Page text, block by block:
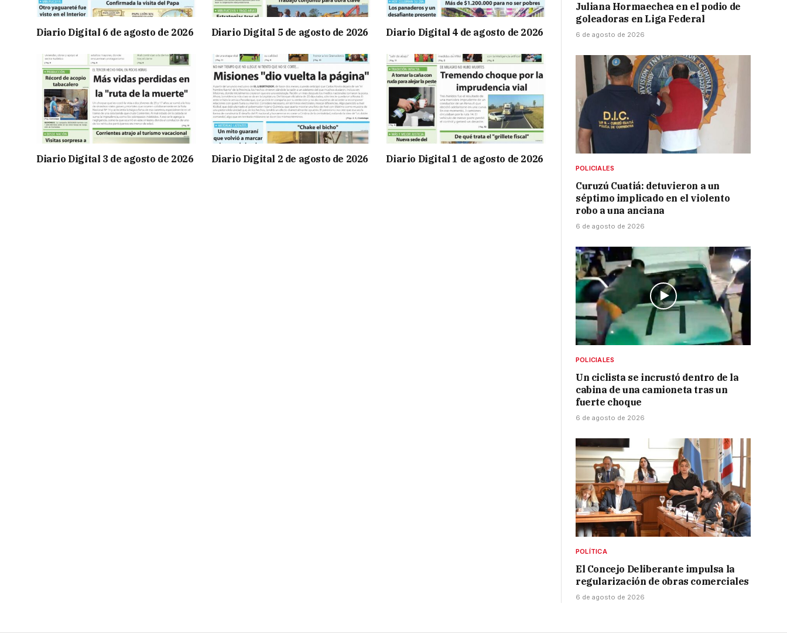
Diario Digital 6 de agosto de 2026 Diario Digital 5 de agosto de 2026 Diario Digital 4 de agosto de 2026
Diario Digital 3 de agosto de 2026 Diario Digital 2 de agosto de 2026 Diario Digital 1 de agosto de 2026
Juliana Hormaechea en el podio de
goleadoras en Liga Federal
6 de agosto de 2026
POLICIALES
Curuzú Cuatiá: detuvieron a un
séptimo implicado en el violento
robo a una anciana
6 de agosto de 2026
POLICIALES
Un ciclista se incrustó dentro de la
cabina de una camioneta tras un
fuerte choque
6 de agosto de 2026
POLÍTICA
El Concejo Deliberante impulsa la
regularización de obras comerciales
6 de agosto de 2026